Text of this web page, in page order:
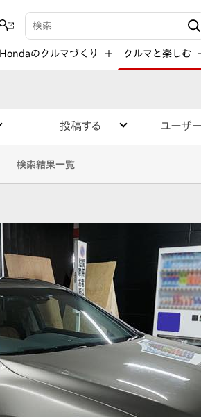
検索キーワード入力
Hondaのクルマづくり クルマと楽しむ
投稿する ユーザ
検索結果一覧